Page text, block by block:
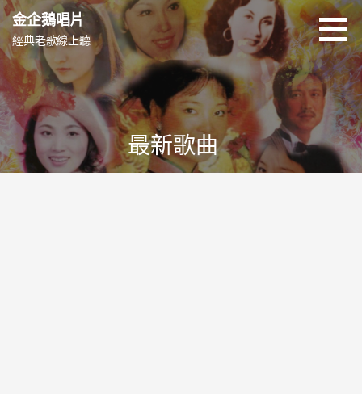
跳
至
主
內
容
金企鵝唱片
經典老歌線上聽
最新歌曲